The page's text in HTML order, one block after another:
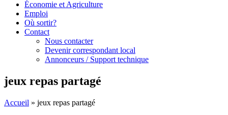
Économie et Agriculture
Emploi
Où sortir?
Contact
Nous contacter
Devenir correspondant local
Annonceurs / Support technique
jeux repas partagé
Accueil » jeux repas partagé